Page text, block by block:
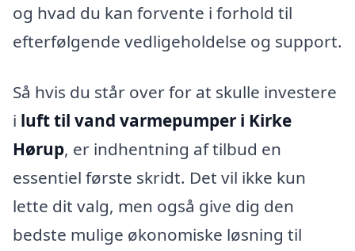
og hvad du kan forvente i forhold til
efterfølgende vedligeholdelse og support.
Så hvis du står over for at skulle investere
i luft til vand varmepumper i Kirke
Hørup, er indhentning af tilbud en
essentiel første skridt. Det vil ikke kun
lette dit valg, men også give dig den
bedste mulige økonomiske løsning til